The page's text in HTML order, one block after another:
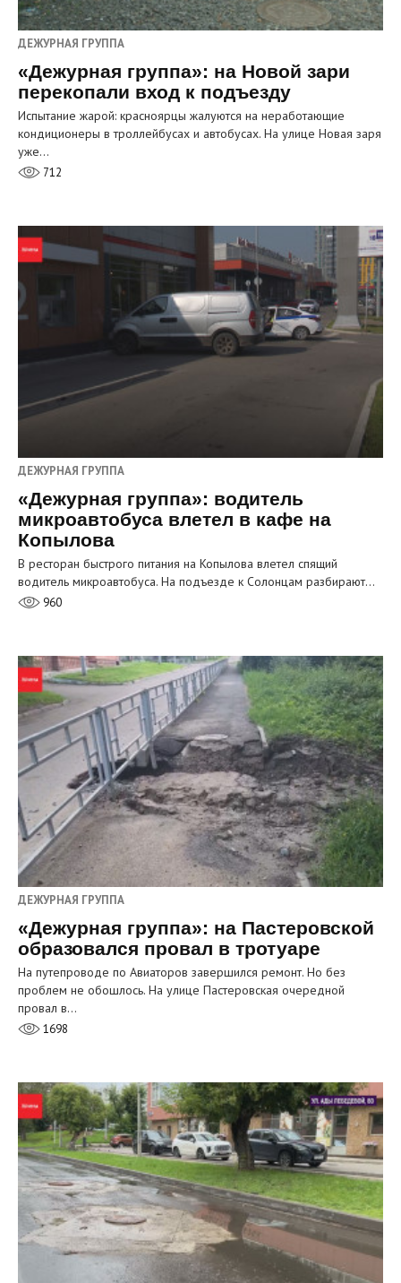
ДЕЖУРНАЯ ГРУППА
«Дежурная группа»: на Новой зари
перекопали вход к подъезду
Испытание жарой: красноярцы жалуются на неработающие
кондиционеры в троллейбусах и автобусах. На улице Новая заря
уже…
712
ДЕЖУРНАЯ ГРУППА
«Дежурная группа»: водитель
микроавтобуса влетел в кафе на
Копылова
В ресторан быстрого питания на Копылова влетел спящий
водитель микроавтобуса. На подъезде к Солонцам разбирают…
960
ДЕЖУРНАЯ ГРУППА
«Дежурная группа»: на Пастеровской
образовался провал в тротуаре
На путепроводе по Авиаторов завершился ремонт. Но без
проблем не обошлось. На улице Пастеровская очередной
провал в…
1698